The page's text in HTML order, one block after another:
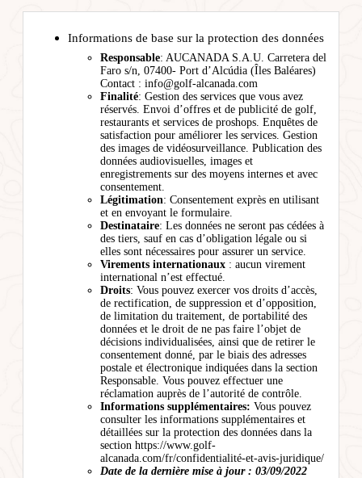
Informations de base sur la protection des données
Responsable: AUCANADA S.A.U. Carretera del
Faro s/n, 07400- Port d’Alcúdia (Îles Baléares)
Contact : info@golf-alcanada.com
Finalité: Gestion des services que vous avez
réservés. Envoi d’offres et de publicité de golf,
restaurants et services de proshops. Enquêtes de
satisfaction pour améliorer les services. Gestion
des images de vidéosurveillance. Publication des
données audiovisuelles, images et
enregistrements sur des moyens internes et avec
consentement.
Légitimation: Consentement exprès en utilisant
et en envoyant le formulaire.
Destinataire: Les données ne seront pas cédées à
des tiers, sauf en cas d’obligation légale ou si
elles sont nécessaires pour assurer un service.
Virements internationaux : aucun virement
international n’est effectué.
Droits: Vous pouvez exercer vos droits d’accès,
de rectification, de suppression et d’opposition,
de limitation du traitement, de portabilité des
données et le droit de ne pas faire l’objet de
décisions individualisées, ainsi que de retirer le
consentement donné, par le biais des adresses
postale et électronique indiquées dans la section
Responsable. Vous pouvez effectuer une
réclamation auprès de l’autorité de contrôle.
Informations supplémentaires: Vous pouvez
consulter les informations supplémentaires et
détaillées sur la protection des données dans la
section https://www.golf-
alcanada.com/fr/confidentialité-et-avis-juridique/
Date de la dernière mise à jour : 03/09/2022